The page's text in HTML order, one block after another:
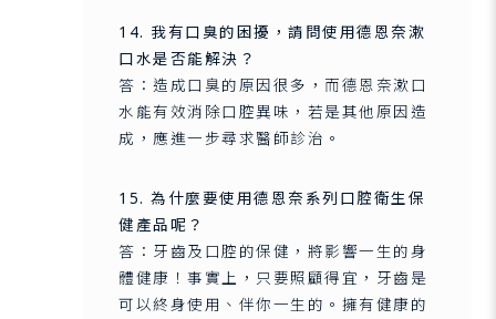
14. 我有口臭的困擾，請問使用德恩奈漱
口水是否能解決？
答：造成口臭的原因很多，而德恩奈漱口
水能有效消除口腔異味，若是其他原因造
成，應進一步尋求醫師診治。
15. 為什麼要使用德恩奈系列口腔衛生保
健產品呢？
答：牙齒及口腔的保健，將影響一生的身
體健康！事實上，只要照顧得宜，牙齒是
可以終身使用、伴你一生的。擁有健康的